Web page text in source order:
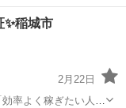
など、生活に欠かせ
！ 【完全未
稲城市
2月22日